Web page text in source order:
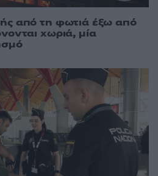
από τη φωτιά έξω από
χωριά, μία